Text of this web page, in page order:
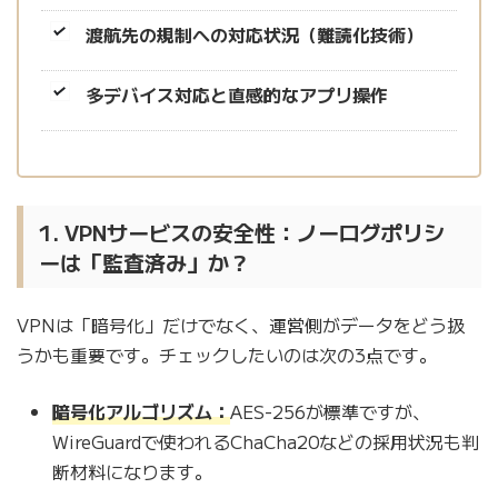
渡航先の規制への対応状況（難読化技術）
多デバイス対応と直感的なアプリ操作
1. VPNサービスの安全性：ノーログポリシ
ーは「監査済み」か？
VPNは「暗号化」だけでなく、運営側がデータをどう扱
うかも重要です。チェックしたいのは次の3点です。
暗号化アルゴリズム：AES-256が標準ですが、
WireGuardで使われるChaCha20などの採用状況も判
断材料になります。